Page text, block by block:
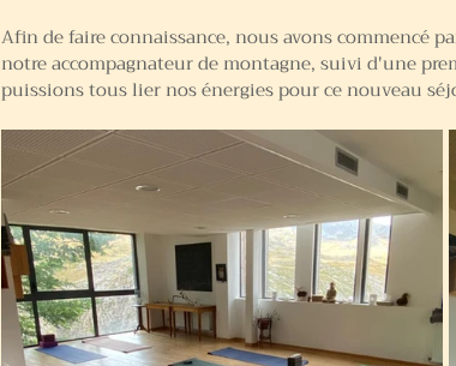
Afin de faire connaissance, nous avons commencé
notre accompagnateur de montagne, suivi d'une
puissions tous lier nos énergies pour ce nouveau